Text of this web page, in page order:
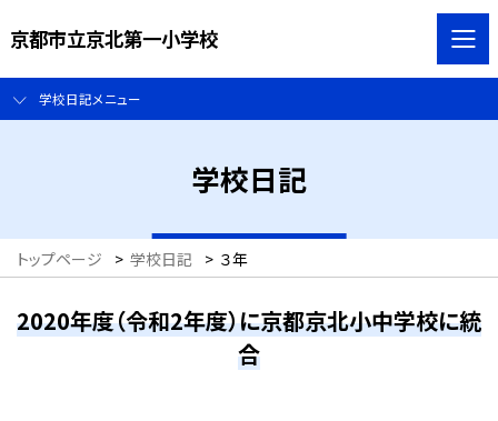
京都市立京北第一小学校
学校日記メニュー
学校日記
トップページ > 学校日記 > ３年
2020年度（令和2年度）に京都京北小中学校に統
合